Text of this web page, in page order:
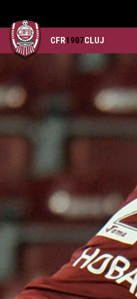
CFR1907CLUJ